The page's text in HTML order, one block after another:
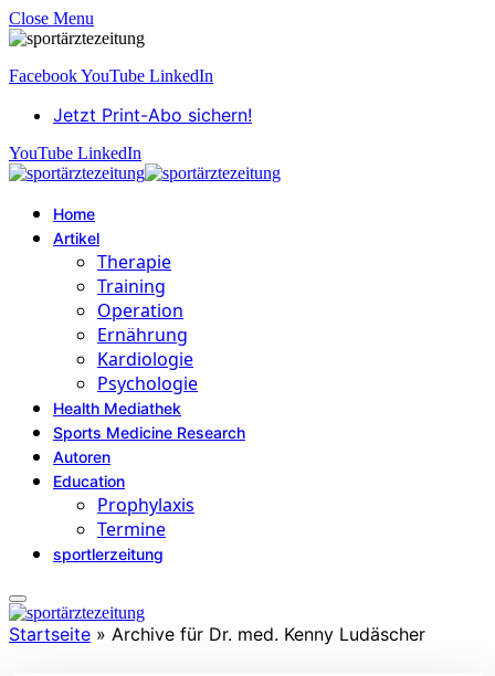
Close Menu
FacebookYouTube LinkedIn
Jetzt Print-Abo sichern!
YouTube LinkedIn
Home
Artikel
Therapie
Training
Operation
Ernährung
Kardiologie
Psychologie
Health Mediathek
Sports Medicine Research
Autoren
Education
Prophylaxis
Termine
sportlerzeitung
Startseite » Archive für Dr. med. Kenny Ludäscher